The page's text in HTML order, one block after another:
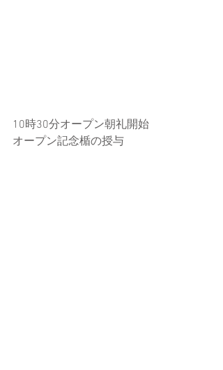
10時30分オープン朝礼開始
オープン記念楯の授与